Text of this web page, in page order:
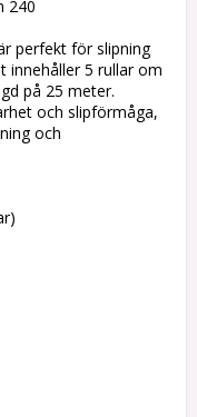
240
perfekt för slipning
innehåller 5 rullar om
på 25 meter.
och slipförmåga,
och